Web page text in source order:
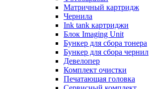
Матричный картридж
Чернила
Ink tank картриджи
Блок Imaging Unit
Бункер для сбора тонера
Бункер для сбора чернил
Девелопер
Комплект очистки
Печатающая головка